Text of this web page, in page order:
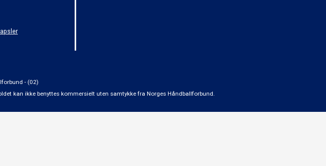
- (02)
kan ikke benyttes kommersielt uten samtykke fra Norges Håndballforbund.